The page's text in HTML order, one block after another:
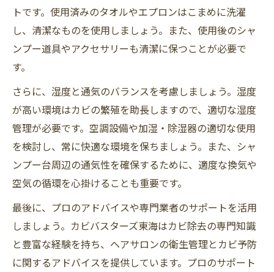
トです。使用済みのタオルやエプロンはこまめに洗濯
し、清潔なものを使用しましょう。また、使用後のシャ
ンプー道具やアクセサリーも清潔に保つことが必要で
す。
さらに、湿度と通気のバランスを考慮しましょう。湿度
が高い環境はカビの繁殖を助長しますので、適切な湿度
管理が必要です。空調設備や加湿・除湿器の適切な使用
を検討し、常に快適な環境を保ちましょう。また、シャ
ンプー台周辺の通気性を確保するために、適度な換気や
空気の循環を心掛けることも重要です。
最後に、プロのアドバイスや専門業者のサポートを活用
しましょう。カビバスターズ東海はカビ除去の専門知識
と豊富な経験を持ち、ヘアサロンの衛生管理とカビ予防
に関するアドバイスを提供しています。プロのサポート